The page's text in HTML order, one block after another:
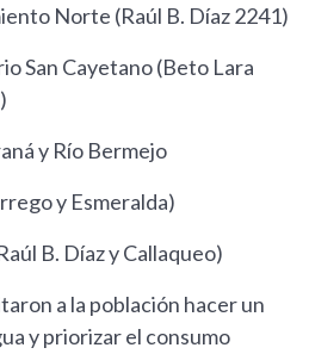
Norte (Raúl B. Díaz 2241)
San Cayetano (Beto Lara
y Río Bermejo
y Esmeralda)
B. Díaz y Callaqueo)
a la población hacer un
y priorizar el consumo